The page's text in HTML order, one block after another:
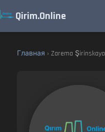
Qirim.Online
Главная › Zarema Şirinskaya